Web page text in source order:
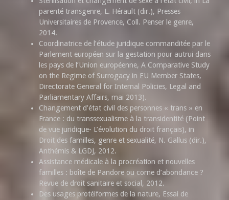
parenté transgenre, L. Hérault (dir.), Presses
Universitaires de Provence, Coll. Penser le genre,
2014.
Coordinatrice de l’étude juridique commanditée par le
Parlement européen sur la gestation pour autrui dans
les pays de l’Union européenne, A Comparative Study
on the Regime of Surrogacy in EU Member States,
Directorate General for Internal Policies, Legal and
Parliamentary Affairs, mai 2013).
Changement d’état civil des personnes « trans » en
France : du transsexualisme à la transidentité (Point
de vue juridique- L’évolution du droit français), in
Droit des familles, genre et sexualité, N. Gallus (dir.),
Anthémis & LGDJ, 2012.
Assistance médicale à la procréation et nouvelles
familles : boîte de Pandore ou corne d’abondance ?
Revue de droit sanitaire et social, 2012.
Des usages protéiformes de la nature, Essai de